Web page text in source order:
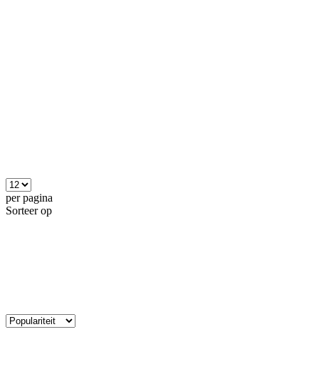
per pagina
Sorteer op